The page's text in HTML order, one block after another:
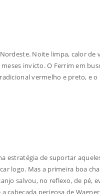
Noite limpa, calor
invicto. O Ferrim em
vermelho e preto, e
estratégia de suportar
logo. Mas a primeira boa
salvou, no reflexo, de pé,
cabeçada perigosa de